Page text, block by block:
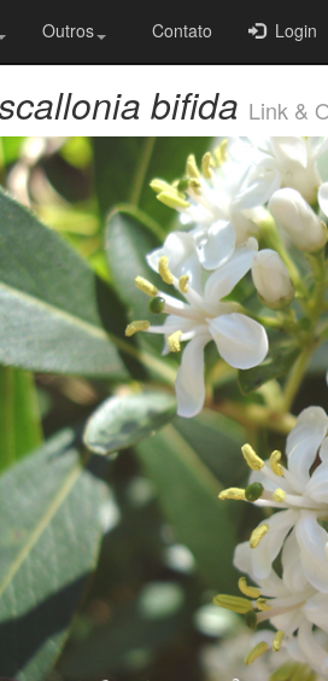
Outros Contato Login
bifida Link &